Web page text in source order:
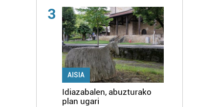
3
AISIA
Idiazabalen, abuzturako
plan ugari